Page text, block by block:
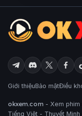
Giới thiệuBảo mậtĐiều
okxem.com- Xem phim
Tiếng Việt - Thuyết